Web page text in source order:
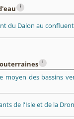
i
du Dalon au
i
moyen des bassins
de l'Isle et de la